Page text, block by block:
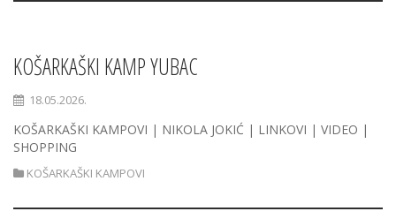
KOŠARKAŠKI KAMP YUBAC
18.05.2026.
KOŠARKAŠKI KAMPOVI | NIKOLA JOKIĆ | LINKOVI | VIDEO |
SHOPPING
KOŠARKAŠKI KAMPOVI